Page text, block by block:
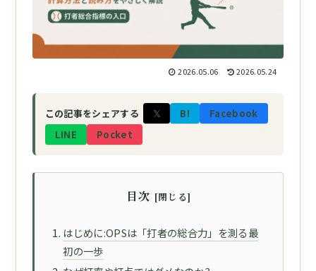
2026.05.06 2026.05.24
この記事をシェアする 𝕏 B!
Facebook
LINE
Pocket
目次
はじめに:OPSは「打者の総合力」を測る最
初の一歩